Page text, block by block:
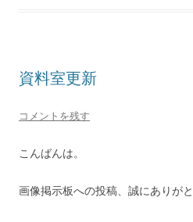
資料室更新
コメントを残す
こんばんは。
画像掲示板への投稿、誠にありがと